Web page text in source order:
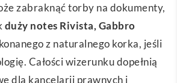
zabraknąć torby na dokumenty,
duży notes Rivista, Gabbro
z naturalnego korka, jeśli
Całości wizerunku dopełnią
dla kancelarii prawnych i